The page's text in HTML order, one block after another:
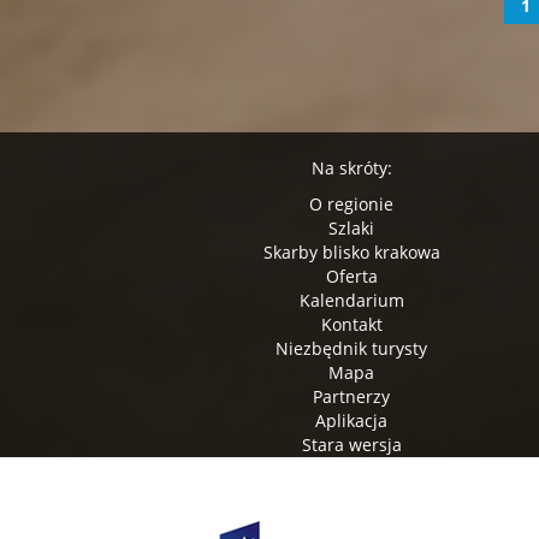
1
Na skróty:
O regionie
Szlaki
Skarby blisko krakowa
Oferta
Kalendarium
Kontakt
Niezbędnik turysty
Mapa
Partnerzy
Aplikacja
Stara wersja